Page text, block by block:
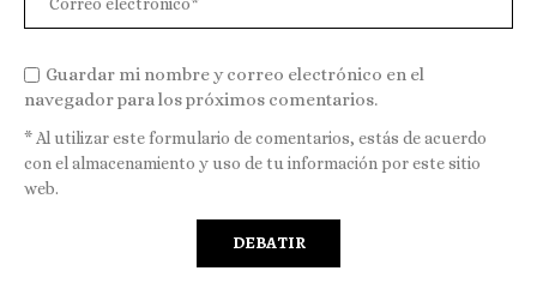
Guardar mi nombre y correo electrónico en el
navegador para los próximos comentarios.
* Al utilizar este formulario de comentarios, estás de acuerdo
con el almacenamiento y uso de tu información por este sitio
web.